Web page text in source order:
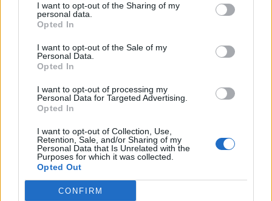
I want to opt-out of the Sharing of my
personal data.
Opted In
I want to opt-out of the Sale of my
Personal Data.
Opted In
I want to opt-out of processing my
Personal Data for Targeted Advertising.
Opted In
I want to opt-out of Collection, Use,
Retention, Sale, and/or Sharing of my
Personal Data that Is Unrelated with the
Purposes for which it was collected.
Opted Out
CONFIRM
Υπεγράφη το νέο ειδικό χωροταξικό για τον
Τι περιλαμβάνει
Η εφαρμογή «Οδύσσεια του Ομήρου» του
07/08/2026
Μία ομάδα έμπειρων δημοσιογράφων δημιούργησαν πριν μερικά χρόνια το
dailypost.gr, με στόχο την αντικειμενική ενημέρωση και την ανάλυση πίσω από
αποκαλύπτουν πολιτικά και παραπολιτικά θέματα, γράφουν επωνύμως την
άποψη τους, με γνώμονα τον ενημερωμένο αναγνώστη.